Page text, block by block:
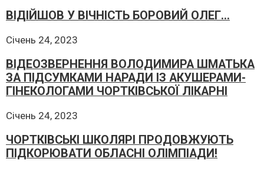
ВІДІЙШОВ У ВІЧНІСТЬ БОРОВИЙ ОЛЕГ…
Січень 24, 2023
ВІДЕОЗВЕРНЕННЯ ВОЛОДИМИРА ШМАТЬКА
ЗА ПІДСУМКАМИ НАРАДИ ІЗ АКУШЕРАМИ-
ГІНЕКОЛОГАМИ ЧОРТКІВСЬКОЇ ЛІКАРНІ
Січень 24, 2023
ЧОРТКІВСЬКІ ШКОЛЯРІ ПРОДОВЖУЮТЬ
ПІДКОРЮВАТИ ОБЛАСНІ ОЛІМПІАДИ!